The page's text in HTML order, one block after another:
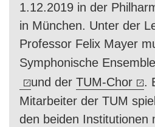
1.12.2019 in der
in München. Unter der
Professor Felix Mayer
Symphonische
und der TUM-Chor
.
Mitarbeiter der TUM
den beiden Institutionen